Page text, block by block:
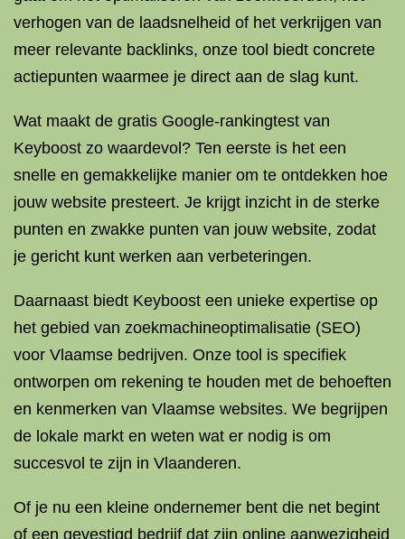
verhogen van de laadsnelheid of het verkrijgen van
meer relevante backlinks, onze tool biedt concrete
actiepunten waarmee je direct aan de slag kunt.
Wat maakt de gratis Google-rankingtest van
Keyboost zo waardevol? Ten eerste is het een
snelle en gemakkelijke manier om te ontdekken hoe
jouw website presteert. Je krijgt inzicht in de sterke
punten en zwakke punten van jouw website, zodat
je gericht kunt werken aan verbeteringen.
Daarnaast biedt Keyboost een unieke expertise op
het gebied van zoekmachineoptimalisatie (SEO)
voor Vlaamse bedrijven. Onze tool is specifiek
ontworpen om rekening te houden met de behoeften
en kenmerken van Vlaamse websites. We begrijpen
de lokale markt en weten wat er nodig is om
succesvol te zijn in Vlaanderen.
Of je nu een kleine ondernemer bent die net begint
of een gevestigd bedrijf dat zijn online aanwezigheid